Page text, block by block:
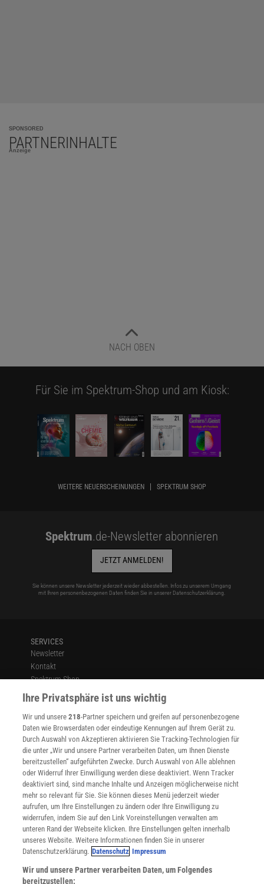
SPONSORED
PARTNERINHALTE
Anzeige
NACH OBEN
Für Sie im Spektrum-Shop und am Kiosk:
WEITERE NEUERSCHEINUNGEN SPEKTRUM SHOP
Spektrum.de-Newsletter abonnieren
JETZT ANMELDEN!
Sie können unsere Newsletter jederzeit wieder abbestellen. Infos zu unserem Umgang
mit Ihren personenbezogenen Daten finden Sie in unserer Datenschutzerklärung
SERVICES
Newsletter
Kontakt
Spektrum Shop
Im Handel kaufen
Verträge kündigen
INFO
Mediadaten
Datenschutz
Nutzungsbedingungen
Cookie-Einstellungen
Utiq verwalten
Nutzungsbasierte Onlinewerbung
Alle Artikel
Impressum
Angebote für Schulen
Ihre Privatsphäre ist uns wichtig
Wir und unsere218-Partner speichern und greifen auf personenbezogene
Daten wie Browserdaten oder eindeutige Kennungen auf Ihrem Gerät zu.
Durch Auswahl von Akzeptieren aktivieren Sie Tracking-Technologien für
die unter „Wir und unsere Partner verarbeiten Daten, um Ihnen Dienste
bereitzustellen“ aufgeführten Zwecke. Durch Auswahl von Alle ablehnen
oder Widerruf Ihrer Einwilligung werden diese deaktiviert. Wenn Tracker
deaktiviert sind, sind manche Inhalte und Anzeigen möglicherweise nicht
mehr so relevant für Sie. Sie können dieses Menü jederzeit wieder
aufrufen, um Ihre Einstellungen zu ändern oder Ihre Einwilligung zu
widerrufen, indem Sie auf den Link Voreinstellungen verwalten am
unteren Rand der Webseite klicken. Ihre Einstellungen gelten innerhalb
unseres Website. Weitere Informationen finden Sie in unserer
Datenschutzerklärung. Datenschutz Impressum
Wir und unsere Partner verarbeiten Daten, um Folgendes
bereitzustellen: